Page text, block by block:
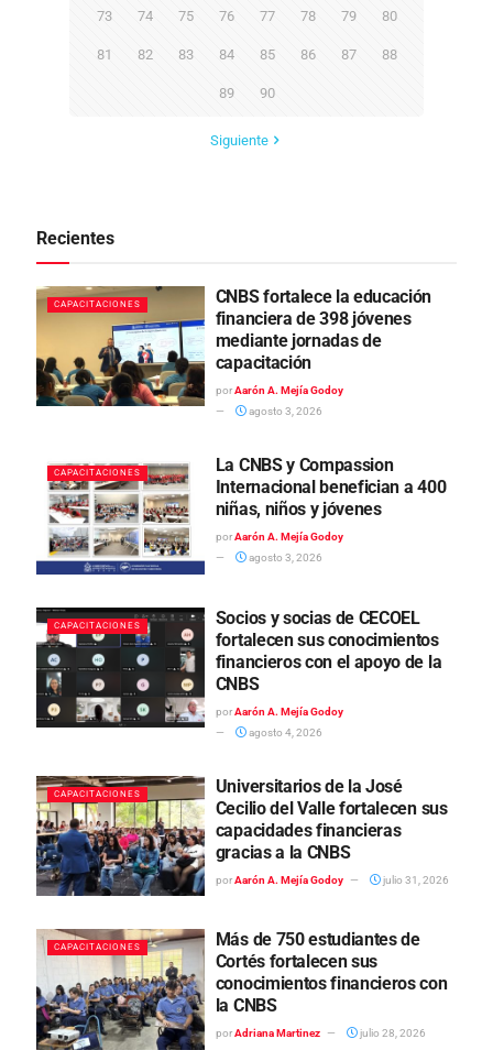
73 74 75 76 77 78 79 80
81 82 83 84 85 86 87 88
89 90
Siguiente
Recientes
CAPACITACIONES
CNBS fortalece la educación
financiera de 398 jóvenes
mediante jornadas de
capacitación
por Aarón A. Mejía Godoy
agosto 3, 2026
CAPACITACIONES
La CNBS y Compassion
Internacional benefician a 400
niñas, niños y jóvenes
por Aarón A. Mejía Godoy
agosto 3, 2026
CAPACITACIONES
Socios y socias de CECOEL
fortalecen sus conocimientos
financieros con el apoyo de la
CNBS
por Aarón A. Mejía Godoy
agosto 4, 2026
CAPACITACIONES
Universitarios de la José
Cecilio del Valle fortalecen sus
capacidades financieras
gracias a la CNBS
por Aarón A. Mejía Godoy julio 31, 2026
CAPACITACIONES
Más de 750 estudiantes de
Cortés fortalecen sus
conocimientos financieros con
la CNBS
por Adriana Martinez julio 28, 2026